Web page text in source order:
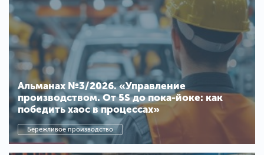
Альманах №3/2026. «Управление
производством. От 5S до пока-йоке: как
победить хаос в процессах»
Бережливое производство